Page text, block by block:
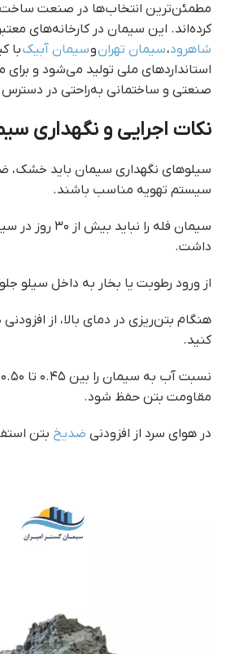
مطمئن‌ترین انتخاب‌ها در صنعت
کرده‌اند. این سیمان در کارخانه‌های
شاهرود،سیمان تهرانوسیمان آبیکبا
استانداردهای ملی تولید می‌شود و
صنعتی و ساختمانی به‌راحتی در
نکات اجرایی و نگهداری
سیلوهای نگهداری سیمان باید خشک،
سیستم تهویه مناسب باشند.
سیمان فله را
داشت.
از ورود رطوبت یا بخار به داخل سیلو
هنگام بتن‌ریزی در دمای بالا، از افزودنی
کنید.
مقاومت بتن حفظ شود.
در هوای سرد از افزودنی ضدیخ بتن